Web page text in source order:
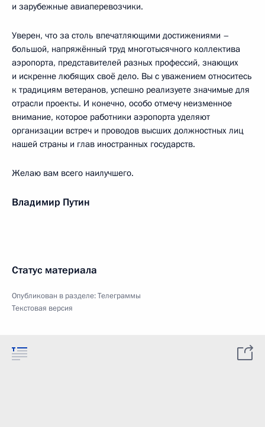
и зарубежные авиаперевозчики.
Уверен, что за столь впечатляющими достижениями –
большой, напряжённый труд многотысячного коллектива
аэропорта, представителей разных профессий, знающих
и искренне любящих своё дело. Вы с уважением относитесь
к традициям ветеранов, успешно реализуете значимые для
отрасли проекты. И конечно, особо отмечу неизменное
внимание, которое работники аэропорта уделяют
организации встреч и проводов высших должностных лиц
нашей страны и глав иностранных государств.
Желаю вам всего наилучшего.
Владимир Путин
Статус материала
Опубликован в разделе:Телеграммы
Текстовая версия